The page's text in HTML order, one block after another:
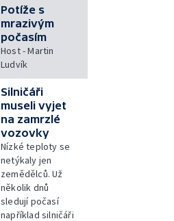
Potíže s
mrazivým
počasím
Host - Martin
Ludvík
Silničáři
museli vyjet
na zamrzlé
vozovky
Nízké teploty se
netýkaly jen
zemědělců. Už
několik dnů
sledují počasí
například silničáři